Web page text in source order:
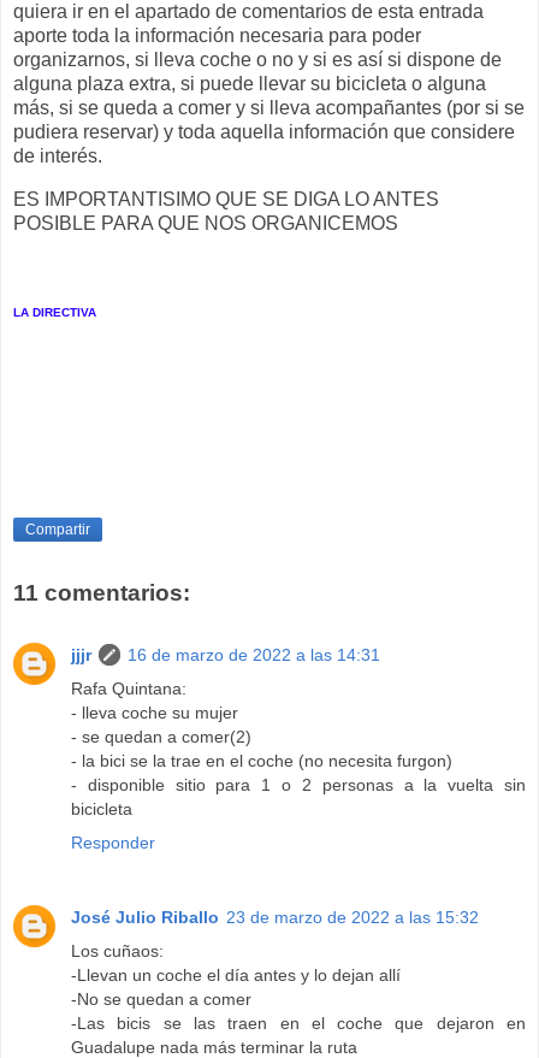
quiera ir en el apartado de comentarios de esta entrada
aporte toda la información necesaria para poder
organizarnos, si lleva coche o no y si es así si dispone de
alguna plaza extra, si puede llevar su bicicleta o alguna
más, si se queda a comer y si lleva acompañantes (por si se
pudiera reservar) y toda aquella información que considere
de interés.
ES IMPORTANTISIMO QUE SE DIGA LO ANTES
POSIBLE PARA QUE NOS ORGANICEMOS
LA DIRECTIVA
Compartir
11 comentarios:
jjjr
16 de marzo de 2022 a las 14:31
Rafa Quintana:
- lleva coche su mujer
- se quedan a comer(2)
- la bici se la trae en el coche (no necesita furgon)
- disponible sitio para 1 o 2 personas a la vuelta sin
bicicleta
Responder
José Julio Riballo 23 de marzo de 2022 a las 15:32
Los cuñaos:
-Llevan un coche el día antes y lo dejan allí
-No se quedan a comer
-Las bicis se las traen en el coche que dejaron en
Guadalupe nada más terminar la ruta